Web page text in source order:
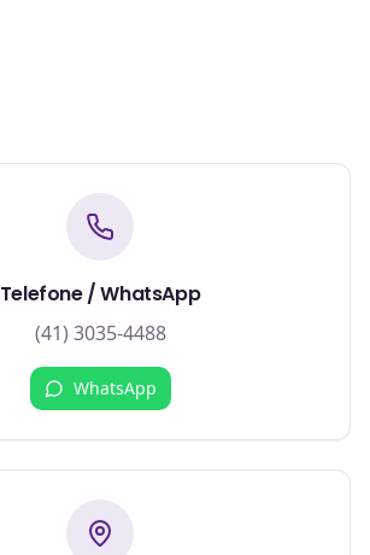
Telefone / WhatsApp
(41) 3035-4488
WhatsApp